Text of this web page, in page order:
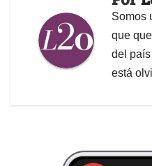
Somos
que
del
está